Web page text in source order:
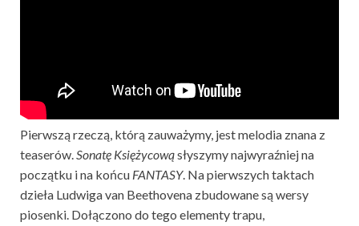
Pierwszą rzeczą, którą zauważymy, jest melodia znana z
teaserów.Sonatę Księżycowąsłyszymy najwyraźniej na
początku i na końcu FANTASY. Na pierwszych taktach
dzieła Ludwiga van Beethovena zbudowane są wersy
piosenki. Dołączono do tego elementy trapu,